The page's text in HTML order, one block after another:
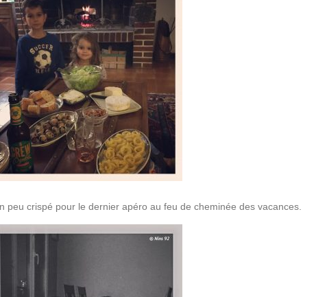
peu crispé pour le dernier apéro au feu de cheminée des vacances.